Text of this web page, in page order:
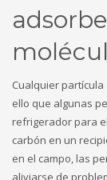
Cualquier
ello que algunas
refrigerador para
carbón en un
en el campo, las
aliviarse de